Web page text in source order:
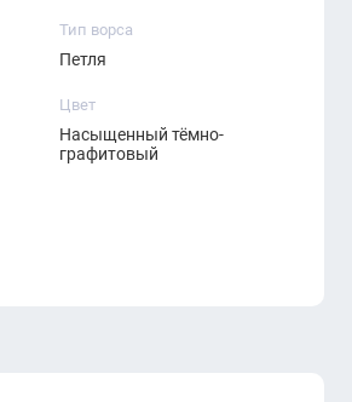
Тип ворса
Петля
Цвет
Насыщенный тёмно-
графитовый